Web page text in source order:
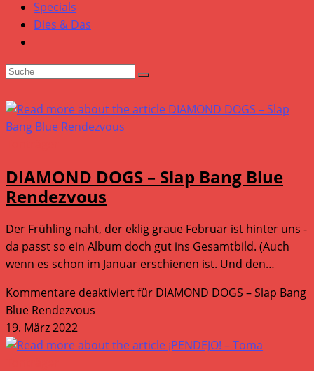
Specials
Dies & Das
DIAMOND DOGS – Slap Bang Blue
Rendezvous
Der Frühling naht, der eklig graue Februar ist hinter uns -
da passt so ein Album doch gut ins Gesamtbild. (Auch
wenn es schon im Januar erschienen ist. Und den…
Kommentare deaktiviertfür DIAMOND DOGS – Slap Bang
Blue Rendezvous
19. März 2022